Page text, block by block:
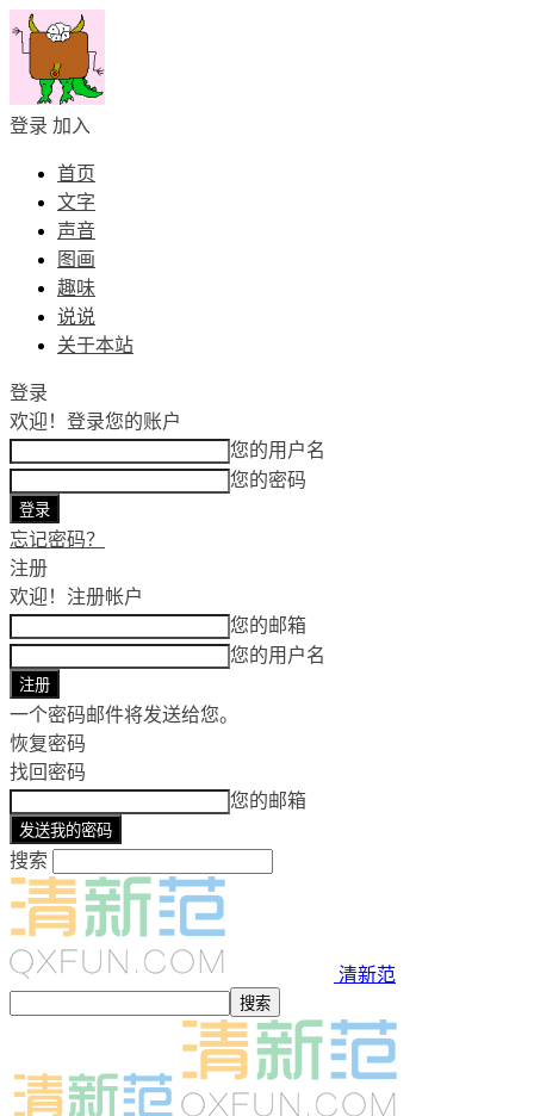
登录 加入
首页
文字
声音
图画
趣味
说说
关于本站
登录
欢迎！ 登录您的账户
您的用户名
您的密码
忘记密码？
注册
欢迎！ 注册帐户
您的邮箱
您的用户名
一个密码邮件将发送给您。
恢复密码
找回密码
您的邮箱
搜索
清新范